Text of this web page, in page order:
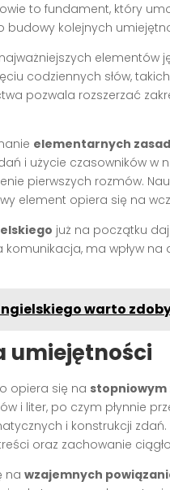
to fundament, który
budowy kolejnych
elementów
codziennych słów,
pozwala rozszerzać
elementarnych
i użycie czasowników w
pierwszych rozmów.
element opiera się na
już na początku
ma wpływ
warto
umiejętności
opiera się na
i liter, po czym płynnie
i konstrukcji
oraz zachowanie
na wzajemnych